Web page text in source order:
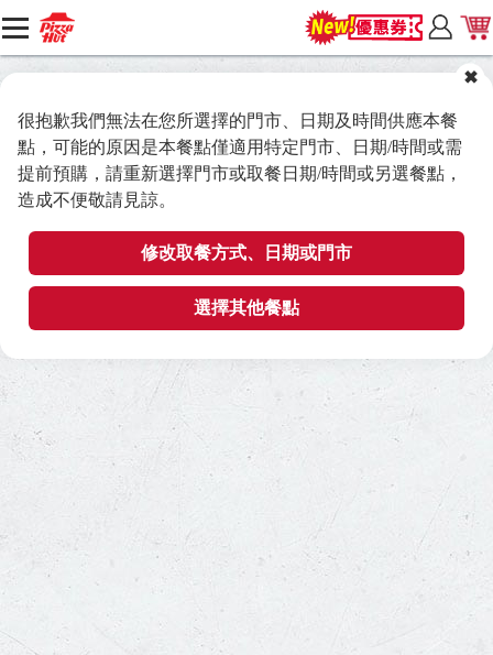
很抱歉我們無法在您所選擇的門市、日期及時間供應本餐
點，可能的原因是本餐點僅適用特定門市、日期/時間或需
提前預購，請重新選擇門市或取餐日期/時間或另選餐點，
造成不便敬請見諒。
修改取餐方式、日期或門市
選擇其他餐點